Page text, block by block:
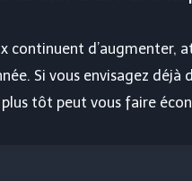
continuent d’augmenter,
Si vous envisagez déjà
tôt peut vous faire